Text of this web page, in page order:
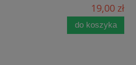
19,00 zł
do koszyka